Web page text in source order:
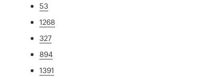
53
1268
327
894
1391